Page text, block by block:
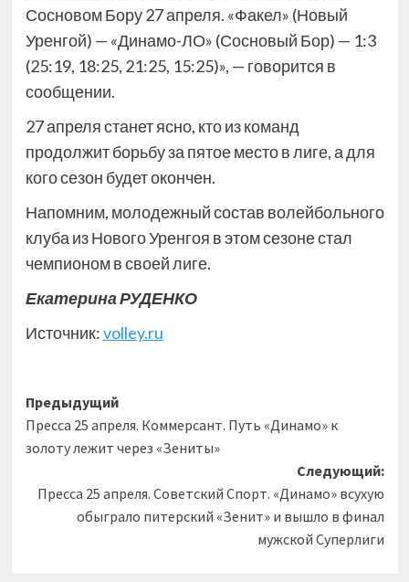
Сосновом Бору 27 апреля. «Факел» (Новый
Уренгой) — «Динамо-ЛО» (Сосновый Бор) — 1:3
(25:19, 18:25, 21:25, 15:25)», — говорится в
сообщении.
27 апреля станет ясно, кто из команд
продолжит борьбу за пятое место в лиге, а для
кого сезон будет окончен.
Напомним, молодежный состав волейбольного
клуба из Нового Уренгоя в этом сезоне стал
чемпионом в своей лиге.
Екатерина РУДЕНКО
Источник:volley.ru
Навигация
записи
Предыдущий
Пресса 25 апреля. Коммерсант. Путь «Динамо» к
золоту лежит через «Зениты»
Следующий:
Пресса 25 апреля. Советский Спорт. «Динамо» всухую
обыграло питерский «Зенит» и вышло в финал
мужской Суперлиги